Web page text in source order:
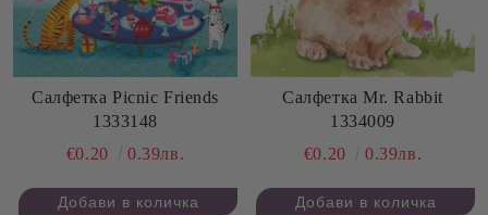
Салфетка Picnic Friends
1333148
€0.20
0.39лв.
Салфетка Mr. Rabbit
1334009
€0.20
0.39лв.